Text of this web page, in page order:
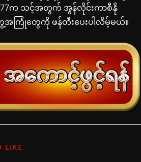
က သင့်အတွက် အွန်လိုင်းကာစီနို
ကြုံတွေကို ဖန်တီးပေးပါလိမ့်မယ်။
LIKE